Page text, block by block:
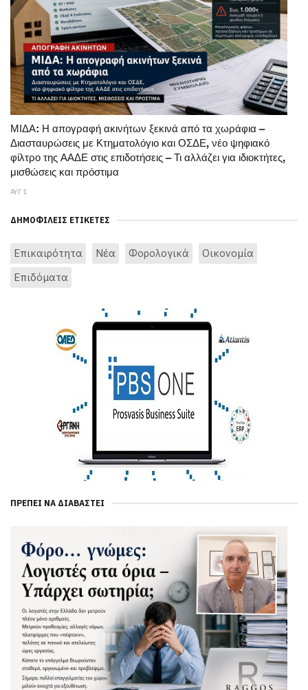
ΜΙΔΑ: Η απογραφή ακινήτων ξεκινά από τα χωράφια –
Διασταυρώσεις με Κτηματολόγιο και ΟΣΔΕ, νέο ψηφιακό
φίλτρο της ΑΑΔΕ στις επιδοτήσεις – Τι αλλάζει για ιδιοκτήτες,
μισθώσεις και πρόστιμα
ΑΥΓ 1
ΔΗΜΟΦΙΛΕΊΣ ΕΤΙΚΈΤΕΣ
Επικαιρότητα Νέα Φορολογικά
Οικονομία
Επιδόματα
ΠΡΈΠΕΙ ΝΑ ΔΙΑΒΑΣΤΕΊ